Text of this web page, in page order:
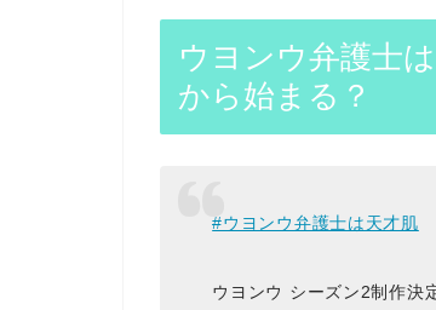
ウヨンウ弁護士
から始まる？
#ウヨンウ弁護士は天才肌
ウヨンウ シーズン2制作決